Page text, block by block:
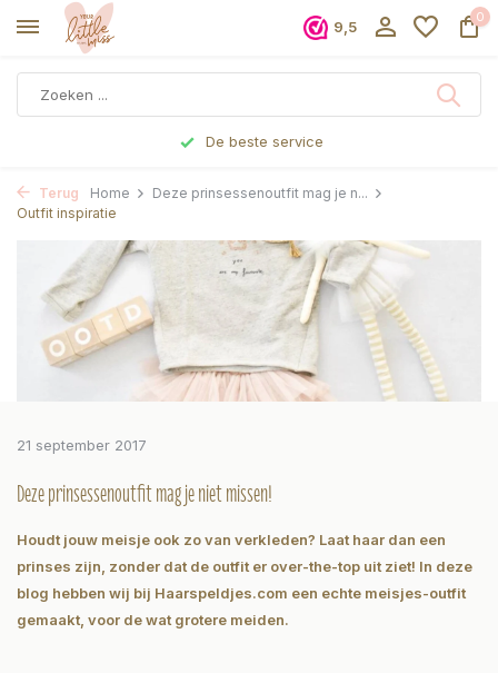
9,5
0
De beste service
Terug Home
Deze prinsessenoutfit mag je n...
Outfit inspiratie
21 september 2017
Deze prinsessenoutfit mag je niet missen!
Houdt jouw meisje ook zo van verkleden? Laat haar dan een
prinses zijn, zonder dat de outfit er over-the-top uit ziet! In deze
blog hebben wij bij Haarspeldjes.com een echte meisjes-outfit
gemaakt, voor de wat grotere meiden.